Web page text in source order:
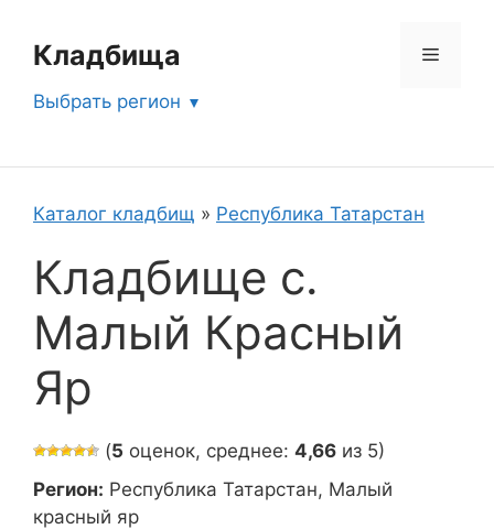
содержимому
Кладбища Меню
Выбрать регион
Каталог кладбищ » Республика Татарстан
Кладбище с.
Малый Красный
Яр
(5 оценок, среднее: 4,66 из 5)
Регион: Республика Татарстан, Малый
красный яр